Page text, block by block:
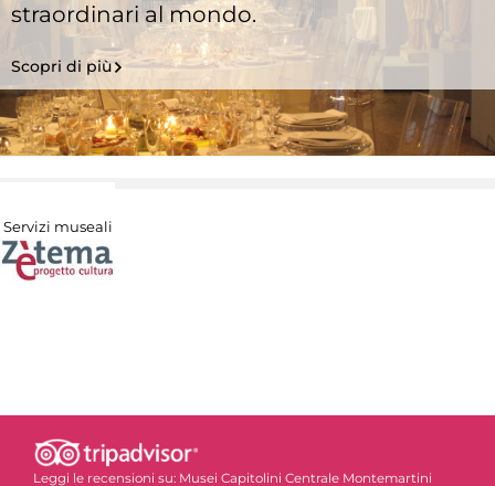
straordinari al mondo.
Scopri di più
Servizi museali
Leggi le recensioni su: Musei Capitolini Centrale Montemartini